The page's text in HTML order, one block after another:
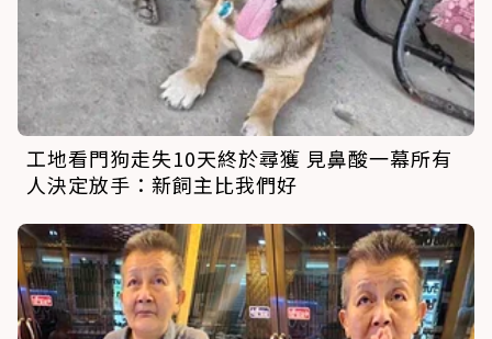
工地看門狗走失10天終於尋獲 見鼻酸一幕所有
人決定放手：新飼主比我們好